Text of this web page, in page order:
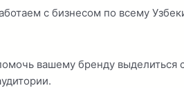
с бизнесом по всему
вашему бренду выделиться